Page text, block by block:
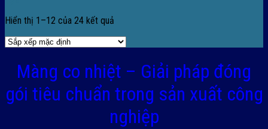
Hiển thị 1–12 của 24 kết quả
Màng co nhiệt – Giải pháp đóng
gói tiêu chuẩn trong sản xuất công
nghiệp